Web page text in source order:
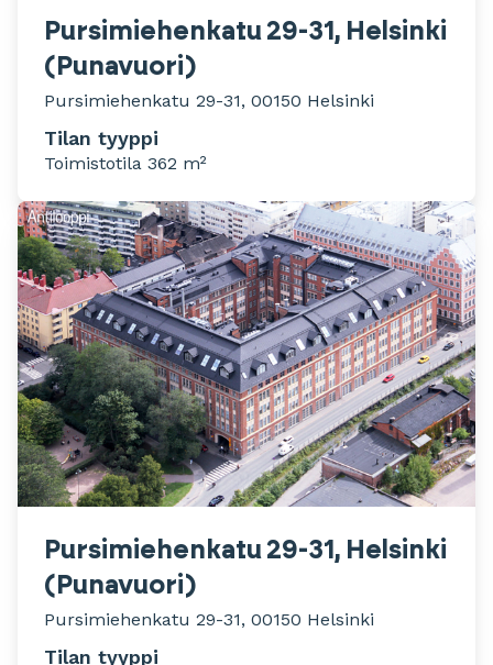
Pursimiehenkatu 29-31, Helsinki
(Punavuori)
Pursimiehenkatu 29-31, 00150 Helsinki
Tilan tyyppi
Toimistotila 362 m²
Pursimiehenkatu 29-31, Helsinki
(Punavuori)
Pursimiehenkatu 29-31, 00150 Helsinki
Tilan tyyppi